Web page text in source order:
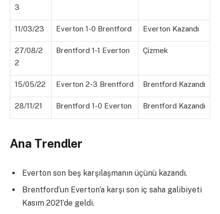
3
11/03/23 Everton 1-0 Brentford Everton Kazandı
27/08/2
2
Brentford 1-1 Everton Çizmek
15/05/22 Everton 2-3 Brentford Brentford Kazandı
28/11/21 Brentford 1-0 Everton Brentford Kazandı
Ana Trendler
Everton son beş karşılaşmanın üçünü kazandı.
Brentford’un Everton’a karşı son iç saha galibiyeti
Kasım 2021’de geldi.